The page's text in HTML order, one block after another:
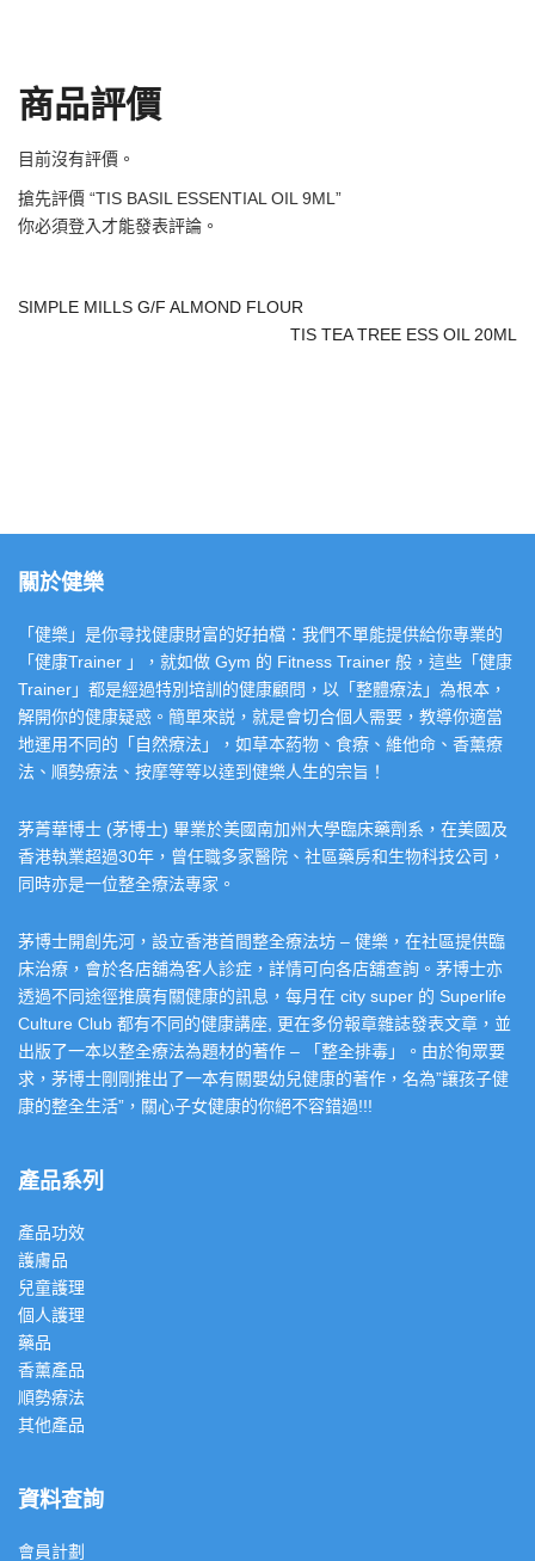
商品評價
目前沒有評價。
搶先評價 “TIS BASIL ESSENTIAL OIL 9ML”
你必須登入 才能發表評論。
SIMPLE MILLS G/F ALMOND FLOUR
TIS TEA TREE ESS OIL 20ML
關於健樂
「健樂」是你尋找健康財富的好拍檔：我們不單能提供給你專業的
「健康Trainer 」，就如做 Gym 的 Fitness Trainer 般，這些「健康
Trainer」都是經過特別培訓的健康顧問，以「整體療法」為根本，
解開你的健康疑惑。簡單來説，就是會切合個人需要，教導你適當
地運用不同的「自然療法」，如草本葯物、食療、維他命、香薰療
法、順勢療法、按摩等等以達到健樂人生的宗旨！
茅菁華博士 (茅博士) 畢業於美國南加州大學臨床藥劑系，在美國及
香港執業超過30年，曾任職多家醫院、社區藥房和生物科技公司，
同時亦是一位整全療法專家。
茅博士開創先河，設立香港首間整全療法坊 – 健樂，在社區提供臨
床治療，會於各店舖為客人診症，詳情可向各店舖查詢。茅博士亦
透過不同途徑推廣有關健康的訊息，每月在 city super 的 Superlife
Culture Club 都有不同的健康講座, 更在多份報章雜誌發表文章，並
出版了一本以整全療法為題材的著作 – 「整全排毒」。由於徇眾要
求，茅博士剛剛推出了一本有關嬰幼兒健康的著作，名為”讓孩子健
康的整全生活”，關心子女健康的你絕不容錯過!!!
產品系列
產品功效
護膚品
兒童護理
個人護理
藥品
香薰產品
順勢療法
其他產品
資料查詢
會員計劃